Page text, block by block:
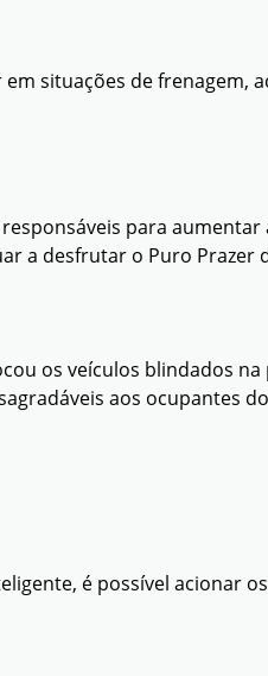
situações de frenagem,
para
a desfrutar o Puro Prazer
os veículos blindados
aos ocupantes
é possível acionar